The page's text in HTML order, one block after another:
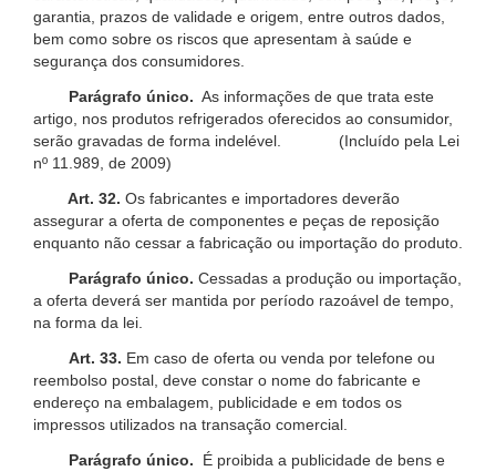
garantia, prazos de validade e origem, entre outros dados,
bem como sobre os riscos que apresentam à saúde e
segurança dos consumidores.
Parágrafo único. As informações de que trata este
artigo, nos produtos refrigerados oferecidos ao consumidor,
serão gravadas de forma indelével. (Incluído pela Lei
nº 11.989, de 2009)
Art. 32. Os fabricantes e importadores deverão
assegurar a oferta de componentes e peças de reposição
enquanto não cessar a fabricação ou importação do produto.
Parágrafo único. Cessadas a produção ou importação,
a oferta deverá ser mantida por período razoável de tempo,
na forma da lei.
Art. 33. Em caso de oferta ou venda por telefone ou
reembolso postal, deve constar o nome do fabricante e
endereço na embalagem, publicidade e em todos os
impressos utilizados na transação comercial.
Parágrafo único.
É proibida a publicidade de bens e